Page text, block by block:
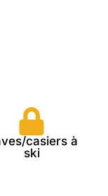
casiers à
ski